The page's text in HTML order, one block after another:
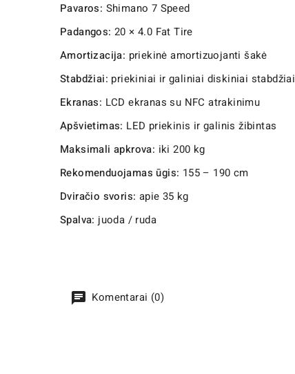
Pavaros: Shimano 7 Speed
Padangos: 20 × 4.0 Fat Tire
Amortizacija: priekinė amortizuojanti šakė
Stabdžiai: priekiniai ir galiniai diskiniai stabdžiai
Ekranas: LCD ekranas su NFC atrakinimu
Apšvietimas: LED priekinis ir galinis žibintas
Maksimali apkrova: iki 200 kg
Rekomenduojamas ūgis: 155 – 190 cm
Dviračio svoris: apie 35 kg
Spalva: juoda / ruda
Komentarai (0)